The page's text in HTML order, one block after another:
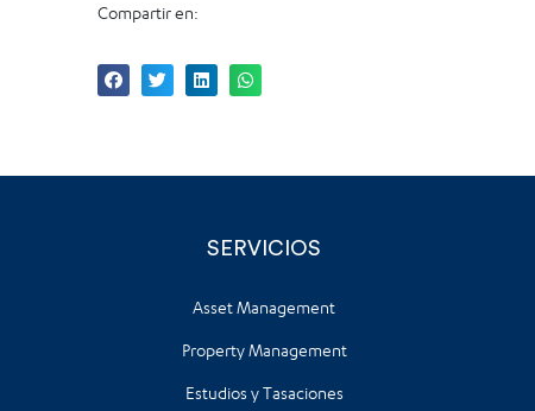
Compartir en:
SERVICIOS
Asset Management
Property Management
Estudios y Tasaciones